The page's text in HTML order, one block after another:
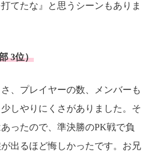
てたな』と思うシーンもありま
3位）
、プレイヤーの数、メンバーも
しやりにくさがありました。そ
ったので、準決勝のPK戦で負
出るほど悔しかったです。お兄